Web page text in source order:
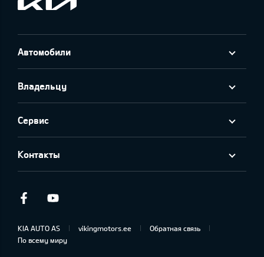
Автомобили
Владельцу
Сервис
Контакты
Facebook
KIA AUTO AS vikingmotors.ee
Обратная связь
По всему миру